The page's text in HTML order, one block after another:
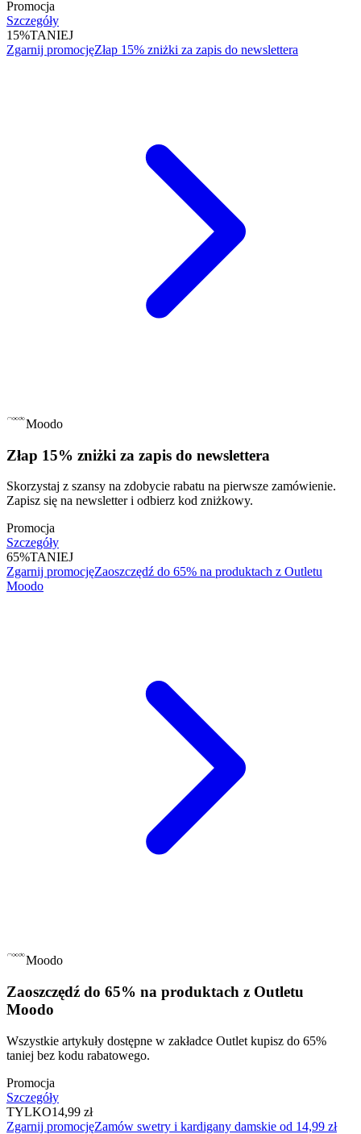
Promocja
Szczegóły
15%TANIEJ
Zgarnij promocjęZłap 15% zniżki za zapis do newslettera
Moodo
Złap 15% zniżki za zapis do newslettera
Skorzystaj z szansy na zdobycie rabatu na pierwsze zamówienie.
Zapisz się na newsletter i odbierz kod zniżkowy.
Promocja
Szczegóły
65%TANIEJ
Zgarnij promocjęZaoszczędź do 65% na produktach z Outletu
Moodo
Moodo
Zaoszczędź do 65% na produktach z Outletu
Moodo
Wszystkie artykuły dostępne w zakładce Outlet kupisz do 65%
taniej bez kodu rabatowego.
Promocja
Szczegóły
TYLKO14,99 zł
Zgarnij promocjęZamów swetry i kardigany damskie od 14,99 zł